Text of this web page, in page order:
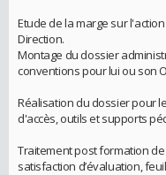
Etude de la marge sur
Direction.
Montage du dossier
conventions pour lui ou son
Réalisation du dossier pour
d'accès, outils et supports
Traitement post formation
satisfaction d’évaluation,